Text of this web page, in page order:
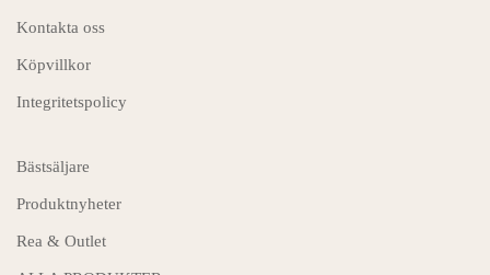
Kontakta oss
Köpvillkor
Integritetspolicy
Bästsäljare
Produktnyheter
Rea & Outlet